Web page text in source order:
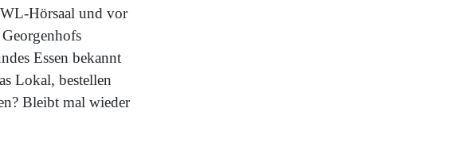
Hörsaal und vor
Essen bekannt
Lokal, bestellen
Bleibt mal wieder